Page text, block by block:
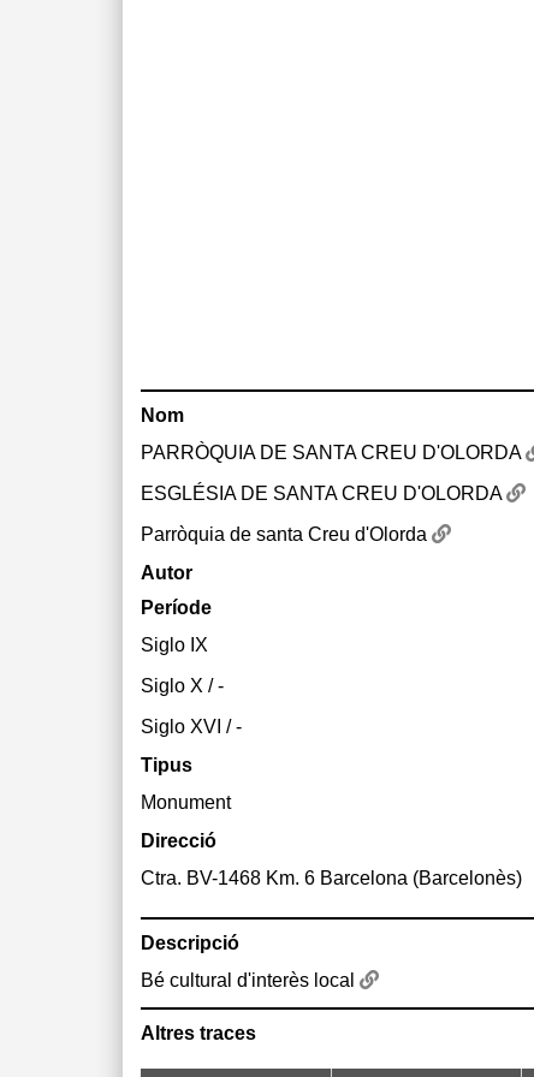
Nom
PARRÒQUIA DE SANTA CREU D'OLORDA
ESGLÉSIA DE SANTA CREU D'OLORDA
Parròquia de santa Creu d'Olorda
Autor
Període
Siglo IX
Siglo X / -
Siglo XVI / -
Tipus
Monument
Direcció
Ctra. BV-1468 Km. 6 Barcelona (Barcelonès)
Descripció
Bé cultural d'interès local
Altres traces